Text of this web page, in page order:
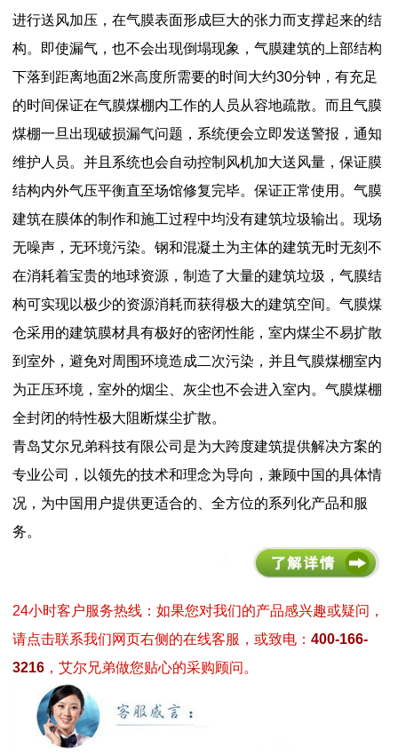
进行送风加压，在气膜表面形成巨大的张力而支撑起来的结
构。即使漏气，也不会出现倒塌现象，气膜建筑的上部结构
下落到距离地面2米高度所需要的时间大约30分钟，有充足
的时间保证在气膜煤棚内工作的人员从容地疏散。而且气膜
煤棚一旦出现破损漏气问题，系统便会立即发送警报，通知
维护人员。并且系统也会自动控制风机加大送风量，保证膜
结构内外气压平衡直至场馆修复完毕。保证正常使用。气膜
建筑在膜体的制作和施工过程中均没有建筑垃圾输出。现场
无噪声，无环境污染。钢和混凝土为主体的建筑无时无刻不
在消耗着宝贵的地球资源，制造了大量的建筑垃圾，气膜结
构可实现以极少的资源消耗而获得极大的建筑空间。气膜煤
仓采用的建筑膜材具有极好的密闭性能，室内煤尘不易扩散
到室外，避免对周围环境造成二次污染，并且气膜煤棚室内
为正压环境，室外的烟尘、灰尘也不会进入室内。气膜煤棚
全封闭的特性极大阻断煤尘扩散。
青岛艾尔兄弟科技有限公司是为大跨度建筑提供解决方案的
专业公司，以领先的技术和理念为导向，兼顾中国的具体情
况，为中国用户提供更适合的、全方位的系列化产品和服
务。
24小时客户服务热线：如果您对我们的产品感兴趣或疑问，
请点击联系我们网页右侧的在线客服，或致电： 400-166-
3216 ，艾尔兄弟做您贴心的采购顾问。